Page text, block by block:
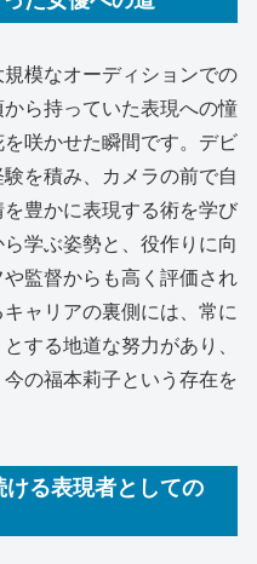
模なオーディションでの
ら持っていた表現への憧
咲かせた瞬間です。デビ
を積み、カメラの前で自
豊かに表現する術を学び
学ぶ姿勢と、役作りに向
監督からも高く評価され
ャリアの裏側には、常に
する地道な努力があり、
の福本莉子という存在を
る表現者としての